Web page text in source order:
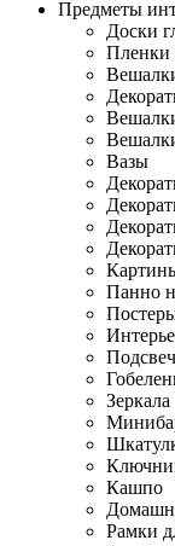
Предметы
Доски
Пленки
Вазы
Панно
Зеркала
Кашпо
Рамки